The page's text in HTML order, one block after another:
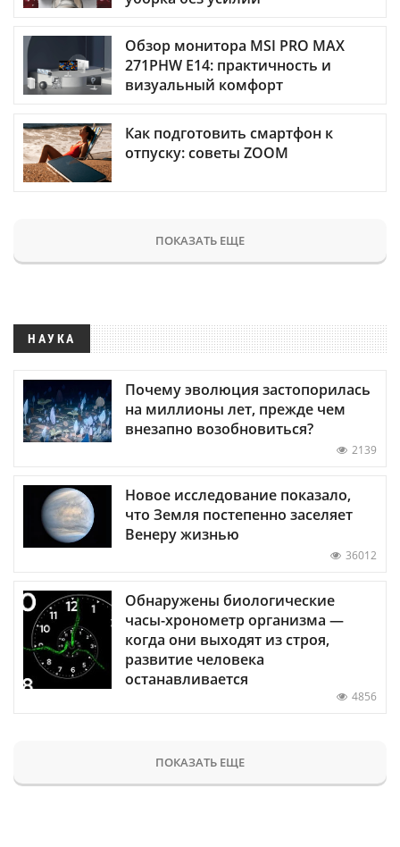
Обзор монитора MSI PRO MAX
271PHW E14: практичность и
визуальный комфорт
Как подготовить смартфон к
отпуску: советы ZOOM
ПОКАЗАТЬ ЕЩЕ
НАУКА
Почему эволюция застопорилась
на миллионы лет, прежде чем
внезапно возобновиться?
2139
Новое исследование показало,
что Земля постепенно заселяет
Венеру жизнью
36012
Обнаружены биологические
часы-хронометр организма —
когда они выходят из строя,
развитие человека
останавливается
4856
ПОКАЗАТЬ ЕЩЕ